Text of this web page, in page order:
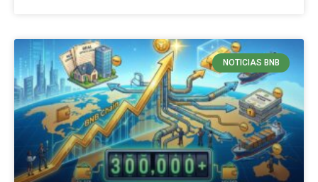
NOTICIAS BNB